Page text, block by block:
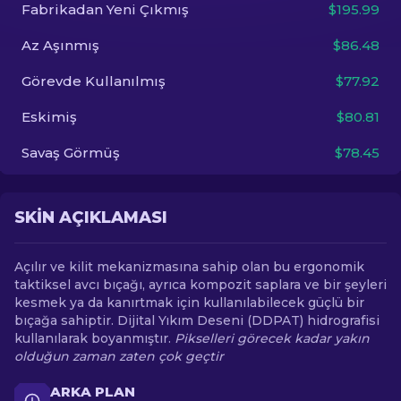
TR
Fabrikadan Yeni Çıkmış $195.99
Az Aşınmış $86.48
Görevde Kullanılmış $77.92
Eskimiş $80.81
Savaş Görmüş $78.45
SKIN AÇIKLAMASI
Açılır ve kilit mekanizmasına sahip olan bu ergonomik
taktiksel avcı bıçağı, ayrıca kompozit saplara ve bir şeyleri
kesmek ya da kanırtmak için kullanılabilecek güçlü bir
bıçağa sahiptir. Dijital Yıkım Deseni (DDPAT) hidrografisi
kullanılarak boyanmıştır. Pikselleri görecek kadar yakın
olduğun zaman zaten çok geçtir
ARKA PLAN